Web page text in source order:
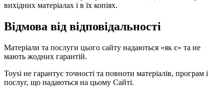
вихідних матеріалах і в їх копіях.
Відмова від відповідальності
Матеріали та послуги цього сайту надаються «як є» та не
мають жодних гарантій.
Toysi не гарантує точності та повноти матеріалів, програм і
послуг, що надаються на цьому Сайті.